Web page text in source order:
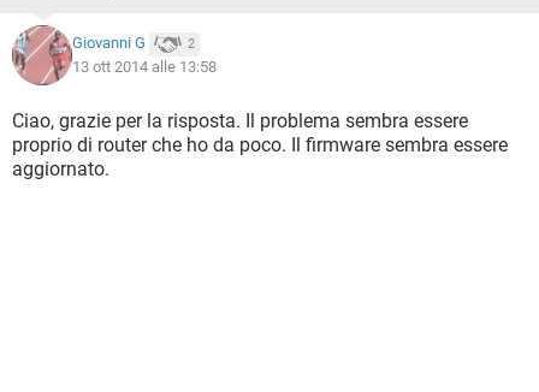
Giovanni G 2
13 ott 2014 alle 13:58
Ciao, grazie per la risposta. Il problema sembra essere
proprio di router che ho da poco. Il firmware sembra essere
aggiornato.